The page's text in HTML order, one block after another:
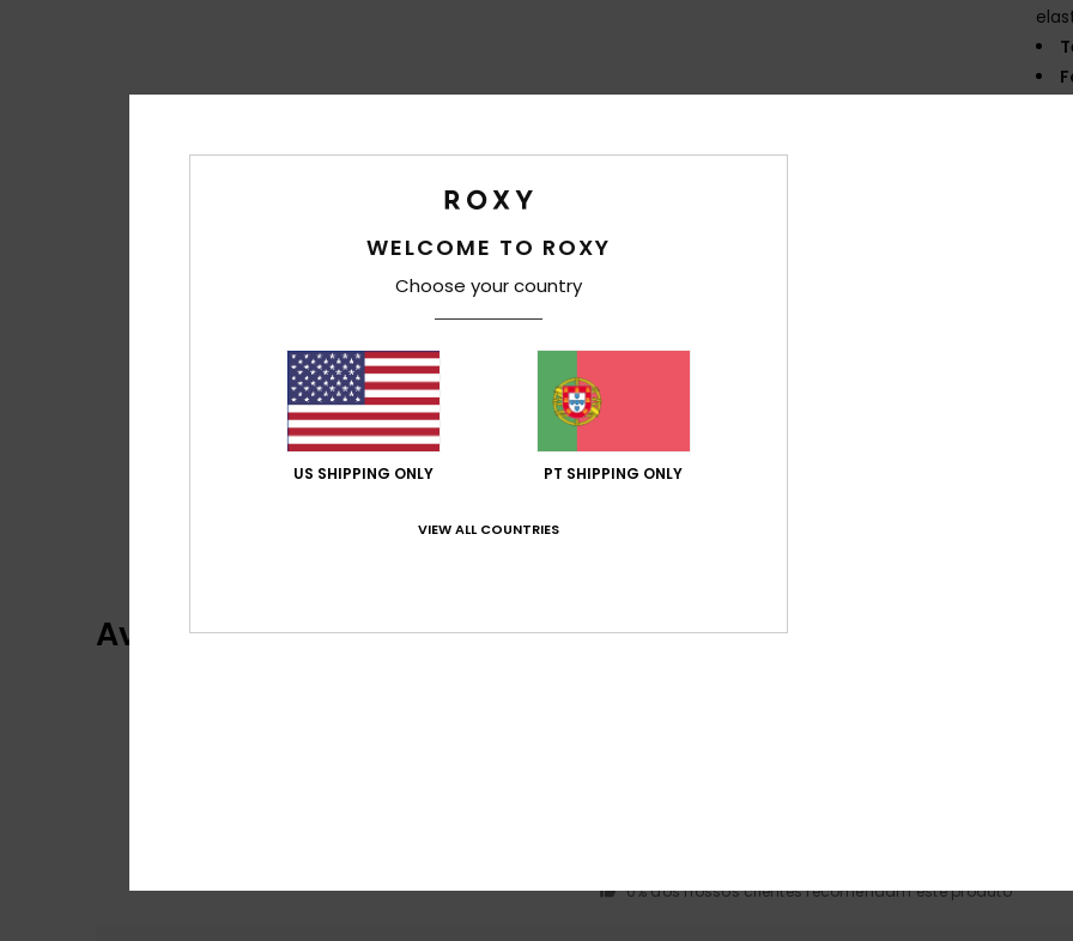
Avaliações dos clientes
0% dos nossos clientes recomendam este produto
WELCOME TO ROXY
Choose your country
US SHIPPING ONLY PT SHIPPING ONLY
VIEW ALL COUNTRIES